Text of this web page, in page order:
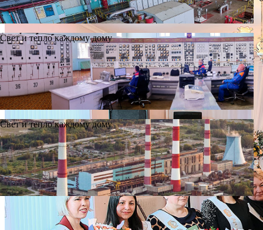
Свет и тепло каждому дому
Свет и тепло каждому дому